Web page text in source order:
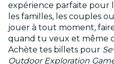
expérience parfaite pour
les familles, les couples
jouer à tout moment,
quand tu veux et même
Achète tes billets pour
Outdoor Exploration